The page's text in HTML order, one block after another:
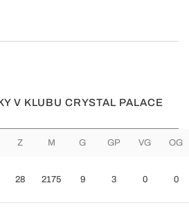
V KLUBU CRYSTAL PALACE
Z M G GP VG OG
28 2175 9 3 0 0